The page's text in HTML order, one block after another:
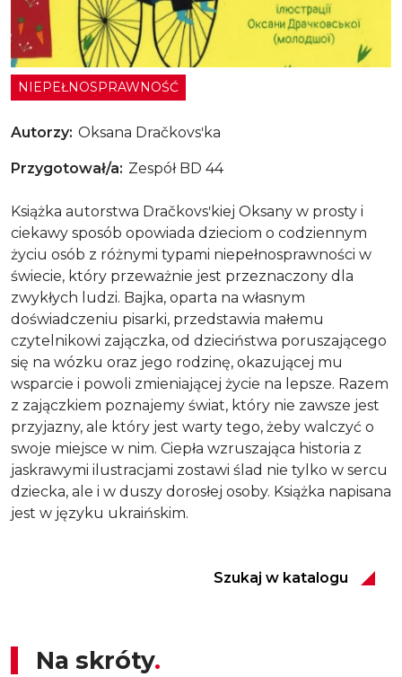
Zajčik - nestribajčik ta jogo smìliva mama
NIEPEŁNOSPRAWNOŚĆ
Autorzy Oksana Dračkovsʹka
Przygotował/a Zespół BD 44
Książka autorstwa Dračkovsʹkiej Oksany w prosty i
ciekawy sposób opowiada dzieciom o codziennym
życiu osób z różnymi typami niepełnosprawności w
świecie, który przeważnie jest przeznaczony dla
zwykłych ludzi. Bajka, oparta na własnym
doświadczeniu pisarki, przedstawia małemu
czytelnikowi zajączka, od dzieciństwa poruszającego
się na wózku oraz jego rodzinę, okazującej mu
wsparcie i powoli zmieniającej życie na lepsze. Razem
z zajączkiem poznajemy świat, który nie zawsze jest
przyjazny, ale który jest warty tego, żeby walczyć o
swoje miejsce w nim. Ciepła wzruszająca historia z
jaskrawymi ilustracjami zostawi ślad nie tylko w sercu
dziecka, ale i w duszy dorosłej osoby. Książka napisana
jest w języku ukraińskim.
Szukaj w katalogu
Na skróty